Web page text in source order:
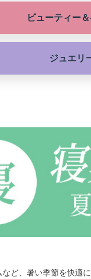
ビューティー
ジュエリ
ど、暑い季節を快適